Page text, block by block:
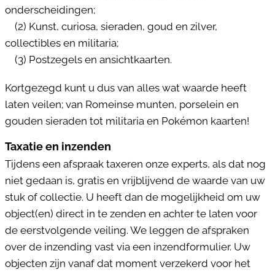
onderscheidingen;
(2) Kunst, curiosa, sieraden, goud en zilver,
collectibles en militaria;
(3) Postzegels en ansichtkaarten.
Kortgezegd kunt u dus van alles wat waarde heeft
laten veilen; van Romeinse munten, porselein en
gouden sieraden tot militaria en Pokémon kaarten!
Taxatie en inzenden
Tijdens een afspraak taxeren onze experts, als dat nog
niet gedaan is, gratis en vrijblijvend de waarde van uw
stuk of collectie. U heeft dan de mogelijkheid om uw
object(en) direct in te zenden en achter te laten voor
de eerstvolgende veiling. We leggen de afspraken
over de inzending vast via een inzendformulier. Uw
objecten zijn vanaf dat moment verzekerd voor het